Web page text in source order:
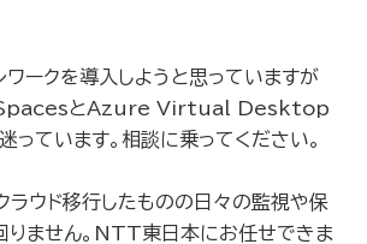
ークを導入しようと思っていますが
とAzure Virtual Desktop
っています。相談に乗ってください。
ラウド移行したものの日々の監視や保
ません。NTT東日本にお任せできま